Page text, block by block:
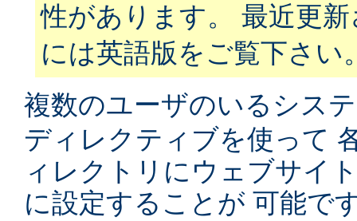
性があります。 最近更
には英語版をご覧下さい
複数のユーザのいるシス
ディレクティブを使って
ィレクトリにウェブサイ
に設定することが 可能で